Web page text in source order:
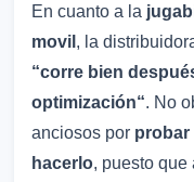
En cuanto a la
movil , la
“corre bien
optimización“. No
anciosos por probar
hacerlo, puesto que